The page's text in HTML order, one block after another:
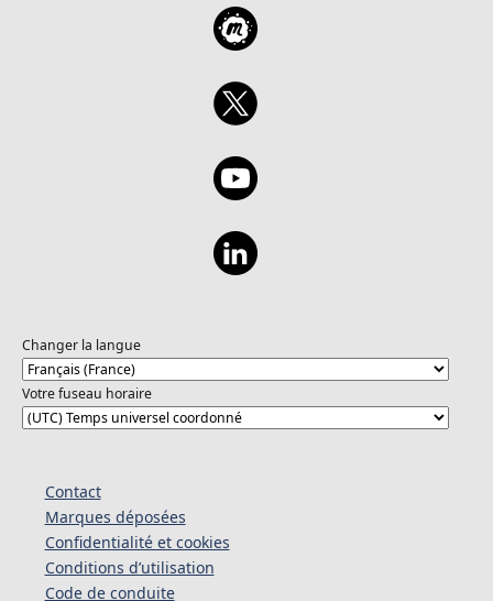
Changer la langue
Votre fuseau horaire
Contact
Marques déposées
Confidentialité et cookies
Conditions d’utilisation
Code de conduite